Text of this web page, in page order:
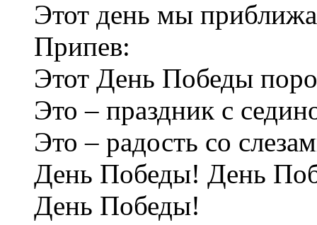
Этот день мы
Припев:
Этот День Победы
Это – праздник с
Это – радость со
День Победы! День
День Победы!